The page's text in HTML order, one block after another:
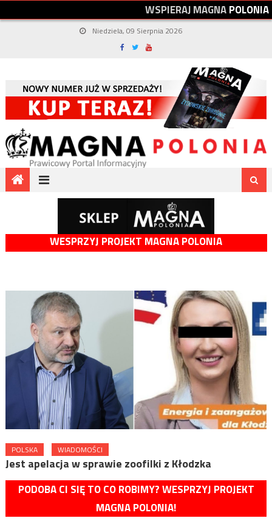
WSPIERAJMAGNAPOLONIA
Niedziela, 09 Sierpnia 2026
WESPRZYJ PROJEKT MAGNA POLONIA
POLSKA WIADOMOŚCI
Jest apelacja w sprawie zoofilki z Kłodzka
PODOBA CI SIĘ TO CO ROBIMY? WESPRZYJ PROJEKT
MAGNA POLONIA!